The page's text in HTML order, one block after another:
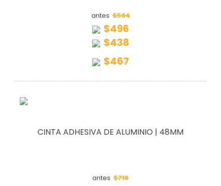
antes $584
$496
$438
$467
CINTA ADHESIVA DE ALUMINIO | 48MM
antes $716